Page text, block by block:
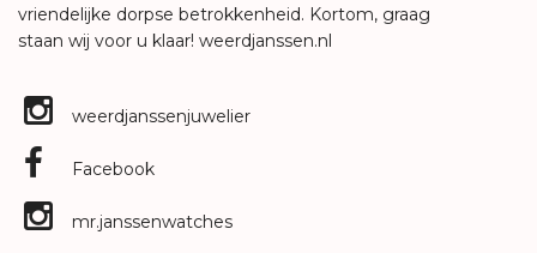
vriendelijke dorpse betrokkenheid. Kortom, graag
staan wij voor u klaar! weerdjanssen.nl
weerdjanssenjuwelier
Facebook
mr.janssenwatches